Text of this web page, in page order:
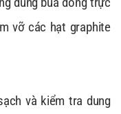
vỡ các hạt graphite
và kiểm tra dung